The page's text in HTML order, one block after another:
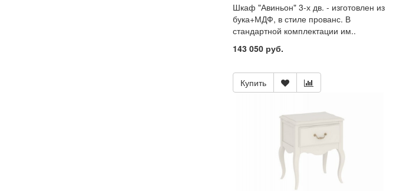
Шкаф "Авиньон" 3-х дв. - изготовлен из
бука+МДФ, в стиле прованс. В
стандартной комплектации им..
143 050 руб.
Купить